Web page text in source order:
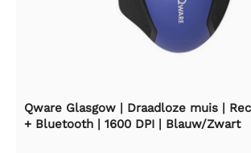
Qware Glasgow | Draadloze muis |
+ Bluetooth | 1600 DPI | Blauw/Zwart